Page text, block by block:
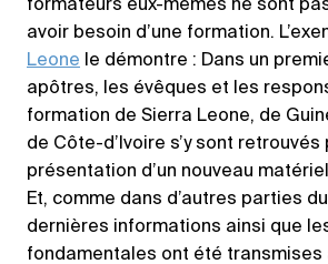
formateurs eux-mêmes ne sont
avoir besoin d’une formation.
Leone le démontre : Dans un
apôtres, les évêques et les
formation de Sierra Leone, de
de Côte-d’Ivoire s’y sont retrouvés
présentation d’un nouveau
Et, comme dans d’autres parties
dernières informations ainsi que
fondamentales ont été transmises